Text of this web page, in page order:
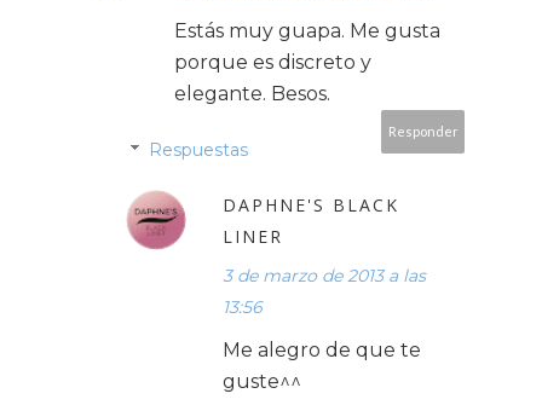
Estás muy guapa. Me gusta
porque es discreto y
elegante. Besos.
Responder
Respuestas
DAPHNE'S BLACK
LINER
3 de marzo de 2013 a las
13:56
Me alegro de que te
guste^^